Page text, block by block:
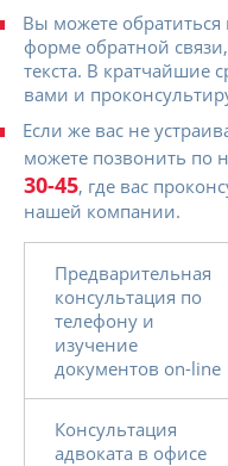
Вы можете обратиться
форме обратной
текста. В кратчайшие
вами и
Если же вас не
можете позвонить по
30-45, где вас
нашей компании.
Предварительная
консультация по
телефону и
изучение
документов on-line
Консультация
адвоката в офисе